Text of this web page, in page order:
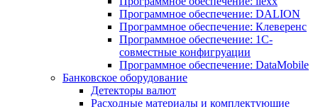
Программное обеспечение: DALION
Программное обеспечение: Клеверенс
Программное обеспечение: 1С-
совместные конфигруации
Программное обеспечение: DataMobile
Банковское оборудование
Детекторы валют
Расходные материалы и комплектующие